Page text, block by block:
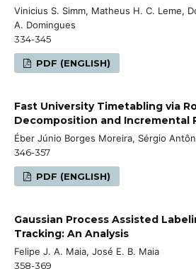
Vinicius S. Simm, Matheus H. C. Leme,
A. Domingues
334-345
PDF (ENGLISH)
Fast University Timetabling via
Decomposition and Incremental
Éber Júnio Borges Moreira, Sérgio
346-357
PDF (ENGLISH)
Gaussian Process Assisted
Tracking: An Analysis
Felipe J. A. Maia, José E. B. Maia
358-369